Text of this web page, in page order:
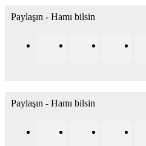
Paylaşın - Hamı bilsin
Paylaşın - Hamı bilsin